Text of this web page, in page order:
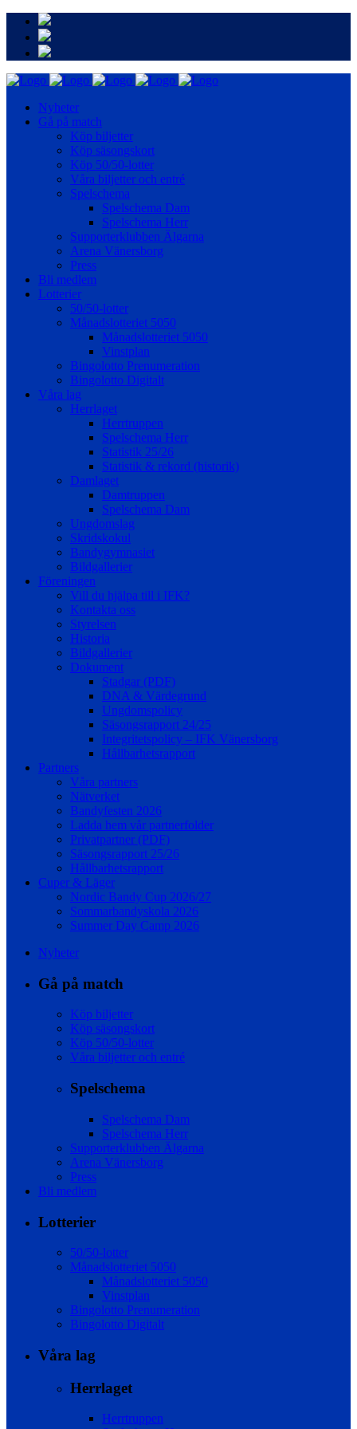
Nyheter
Gå på match
Köp biljetter
Köp säsongskort
Köp 50/50-lotter
Våra biljetter och entré
Spelschema
Spelschema Dam
Spelschema Herr
Supporterklubben Älgarna
Arena Vänersborg
Press
Bli medlem
Lotterier
50/50-lotter
Månadslotteriet 5050
Månadslotteriet 5050
Vinstplan
Bingolotto Prenumeration
Bingolotto Digitalt
Våra lag
Herrlaget
Herrtruppen
Spelschema Herr
Statistik 25/26
Statistik & rekord (historik)
Damlaget
Damtruppen
Spelschema Dam
Ungdomslag
Skridskokul
Bandygymnasiet
Bildgallerier
Föreningen
Vill du hjälpa till i IFK?
Kontakta oss
Styrelsen
Historia
Bildgallerier
Dokument
Stadgar (PDF)
DNA & Värdegrund
Ungdomspolicy
Säsongsrapport 24/25
Integritetspolicy – IFK Vänersborg
Hållbarhetsrapport
Partners
Våra partners
Nätverket
Bandyfesten 2026
Ladda hem vår partnerfolder
Privatpartner (PDF)
Säsongsrapport 25/26
Hållbarhetsrapport
Cuper & Läger
Nordic Bandy Cup 2026/27
Sommarbandyskola 2026
Summer Day Camp 2026
Nyheter
Gå på match
Köp biljetter
Köp säsongskort
Köp 50/50-lotter
Våra biljetter och entré
Spelschema
Spelschema Dam
Spelschema Herr
Supporterklubben Älgarna
Arena Vänersborg
Press
Bli medlem
Lotterier
50/50-lotter
Månadslotteriet 5050
Månadslotteriet 5050
Vinstplan
Bingolotto Prenumeration
Bingolotto Digitalt
Våra lag
Herrlaget
Herrtruppen